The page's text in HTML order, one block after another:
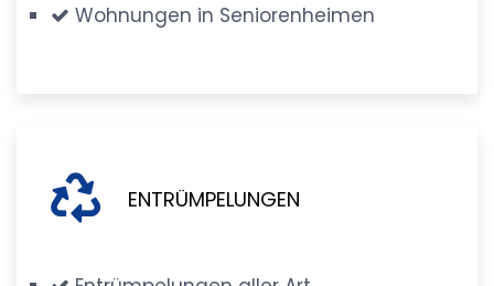
Wohnungen in Seniorenheimen
ENTRÜMPELUNGEN